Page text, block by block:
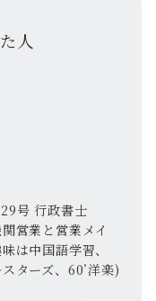
人
号 行政書士
営業と営業メイ
は中国語学習、
ターズ、60’洋楽)